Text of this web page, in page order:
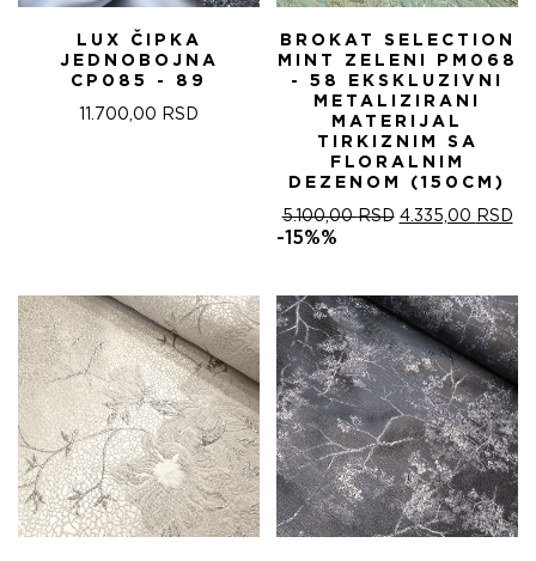
LUX ČIPKA
JEDNOBOJNA
CP085 - 89
11.700,00 RSD
BROKAT SELECTION
MINT ZELENI PM068
- 58 EKSKLUZIVNI
METALIZIRANI
MATERIJAL
TIRKIZNIM SA
FLORALNIM
DEZENOM (150CM)
5.100,00RSD ОРИГИНАЛНА
5.100,00 RSD.
4.335,00 RSD
-15%%